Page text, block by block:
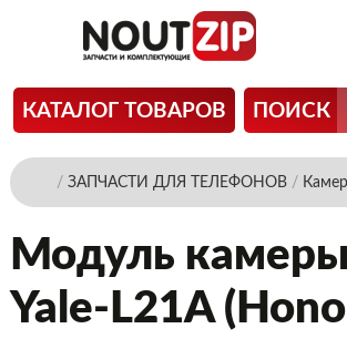
КАТАЛОГ ТОВАРОВ ПОИСК
/ ЗАПЧАСТИ ДЛЯ ТЕЛЕФОНОВ/
Модуль
Yale-L21A